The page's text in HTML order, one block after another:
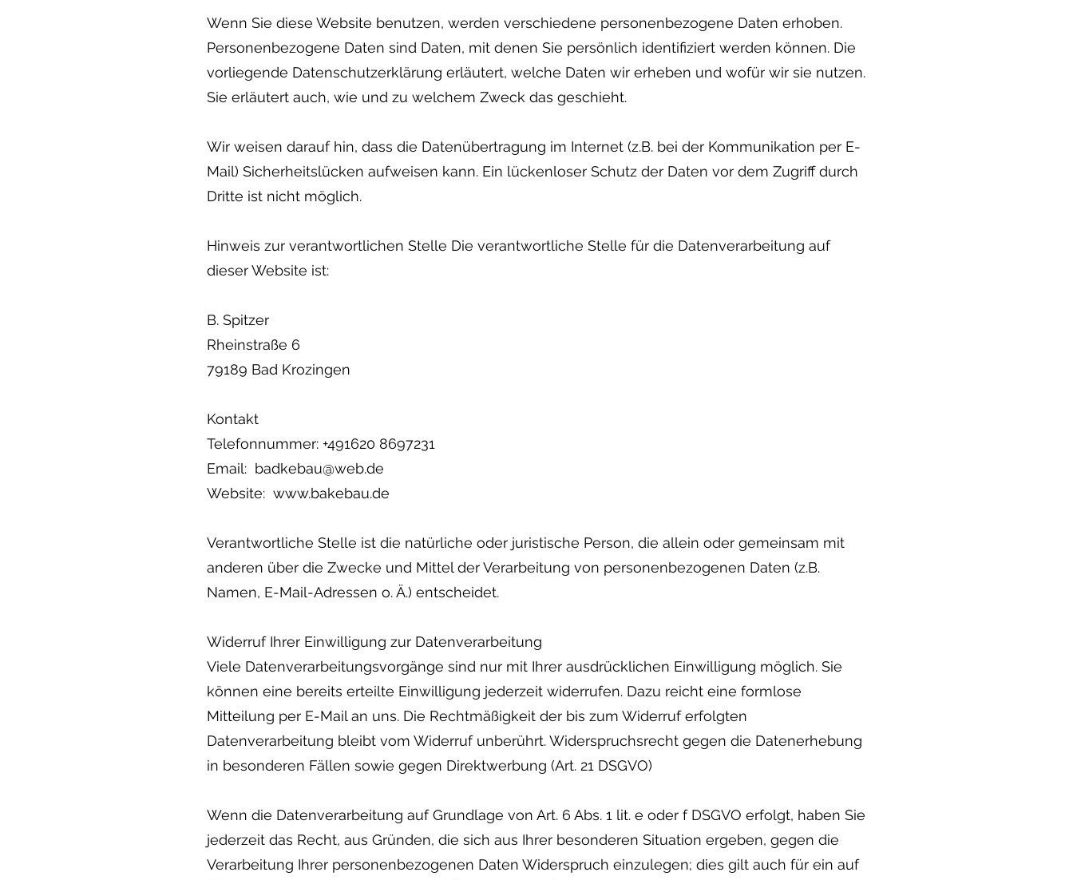
Wenn Sie diese Website benutzen, werden verschiedene personenbezogene Daten erhoben.
Personenbezogene Daten sind Daten, mit denen Sie persönlich identifiziert werden können. Die
vorliegende Datenschutzerklärung erläutert, welche Daten wir erheben und wofür wir sie nutzen.
Sie erläutert auch, wie und zu welchem Zweck das geschieht.
Wir weisen darauf hin, dass die Datenübertragung im Internet (z.B. bei der Kommunikation per E-
Mail) Sicherheitslücken aufweisen kann. Ein lückenloser Schutz der Daten vor dem Zugriff durch
Dritte ist nicht möglich.
Hinweis zur verantwortlichen Stelle Die verantwortliche Stelle für die Datenverarbeitung auf
dieser Website ist:
B. Spitzer
Rheinstraße 6
79189 Bad Krozingen
Kontakt
Telefonnummer: +491620 8697231
Email: badkebau@web.de
Website: www.bakebau.de
Verantwortliche Stelle ist die natürliche oder juristische Person, die allein oder gemeinsam mit
anderen über die Zwecke und Mittel der Verarbeitung von personenbezogenen Daten (z.B.
Namen, E-Mail-Adressen o. Ä.) entscheidet.
Widerruf Ihrer Einwilligung zur Datenverarbeitung
Viele Datenverarbeitungsvorgänge sind nur mit Ihrer ausdrücklichen Einwilligung möglich. Sie
können eine bereits erteilte Einwilligung jederzeit widerrufen. Dazu reicht eine formlose
Mitteilung per E-Mail an uns. Die Rechtmäßigkeit der bis zum Widerruf erfolgten
Datenverarbeitung bleibt vom Widerruf unberührt. Widerspruchsrecht gegen die Datenerhebung
in besonderen Fällen sowie gegen Direktwerbung (Art. 21 DSGVO)
Wenn die Datenverarbeitung auf Grundlage von Art. 6 Abs. 1 lit. e oder f DSGVO erfolgt, haben Sie
jederzeit das Recht, aus Gründen, die sich aus Ihrer besonderen Situation ergeben, gegen die
Verarbeitung Ihrer personenbezogenen Daten Widerspruch einzulegen; dies gilt auch für ein auf